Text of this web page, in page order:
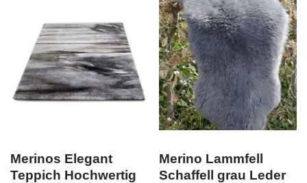
Merinos Elegant
Teppich Hochwertig
Merino Lammfell
Schaffell grau Leder